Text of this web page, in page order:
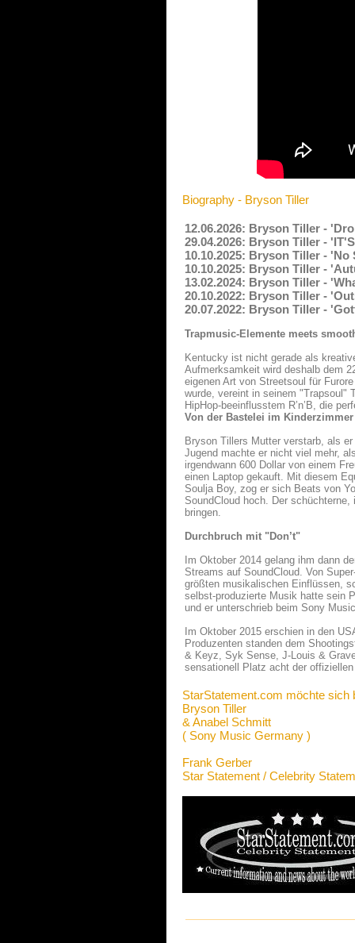
Biography - Bryson Tiller
12.06.2026: Bryson Tiller -
29.04.2026: Bryson Tiller -
10.10.2025: Bryson Tiller -
10.10.2025: Bryson Tiller -
13.02.2024: Bryson Tiller -
20.10.2022: Bryson Tiller -
20.07.2022: Bryson Tiller -
Trapmusic-Elemente meets
Kentucky ist nicht gerade als
Aufmerksamkeit wird deshalb dem
eigenen Art von Streetsoul für
wurde, vereint in seinem "Trapsoul"
HipHop-beeinflusstem R’n’B, die
Von der Bastelei im
Bryson Tillers Mutter verstarb, als
Jugend machte er nicht viel mehr,
irgendwann 600 Dollar von einem
einen Laptop gekauft. Mit diesem
Soulja Boy, zog er sich Beats von
SoundCloud hoch. Der
bringen.
Durchbruch mit "Don’t"
Im Oktober 2014 gelang ihm dann
Streams auf SoundCloud. Von
größten musikalischen Einflüssen,
selbst-produzierte Musik hatte sein
und er unterschrieb beim Sony
Im Oktober 2015 erschien in den
Produzenten standen dem
& Keyz, Syk Sense, J-Louis &
sensationell Platz acht der
StarStatement.com möchte sich
Bryson Tiller
& Anabel Schmitt
( Sony Music Germany )
Frank Gerber
Star Statement / Celebrity